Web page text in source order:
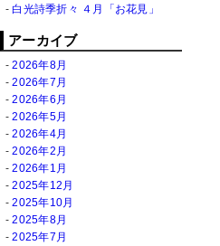
白光詩季折々 ４月「お花見」
アーカイブ
2026年8月
2026年7月
2026年6月
2026年5月
2026年4月
2026年2月
2026年1月
2025年12月
2025年10月
2025年8月
2025年7月